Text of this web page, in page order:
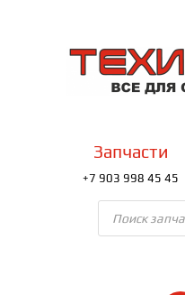
содержимому
Всё
Запчасти
+7 903 998 45 45
Поиск
товаров